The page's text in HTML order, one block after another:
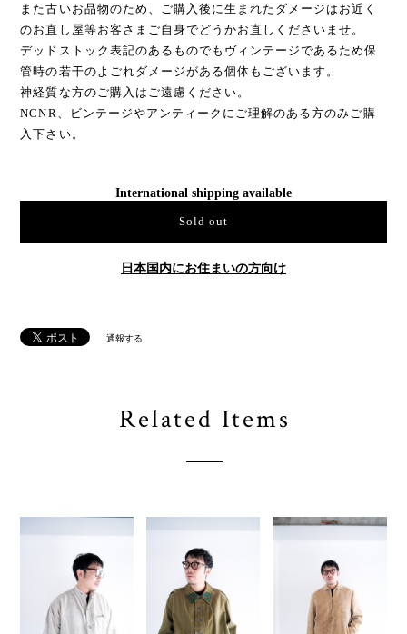
また古いお品物のため、ご購入後に生まれたダメージはお近く
のお直し屋等お客さまご自身でどうかお直しくださいませ。
デッドストック表記のあるものでもヴィンテージであるため保
管時の若干のよごれダメージがある個体もございます。
神経質な方のご購入はご遠慮ください。
NCNR、ビンテージやアンティークにご理解のある方のみご購
入下さい。
International shipping available
Sold out
日本国内にお住まいの方向け
通報する
Related Items